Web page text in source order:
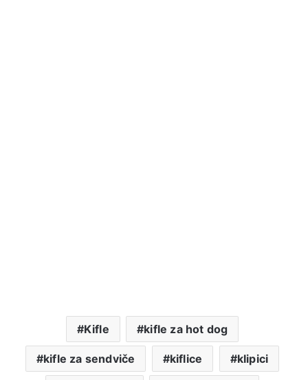
Kifle kifle za hot dog
kifle za sendviče kiflice klipici